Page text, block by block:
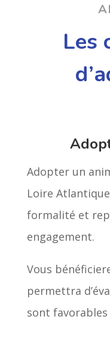
Les
Adopter un
Loire
formalité et
engagement.
Vous
permettra
sont